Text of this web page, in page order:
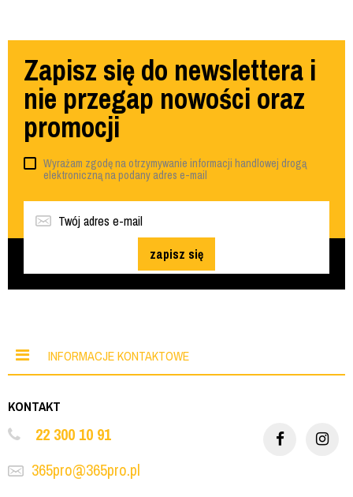
Zapisz się do newslettera i
nie przegap nowości oraz
promocji
Wyrażam zgodę na otrzymywanie informacji handlowej drogą
elektroniczną na podany adres e-mail
zapisz się
INFORMACJE KONTAKTOWE
KONTAKT
22 300 10 91
365pro@365pro.pl